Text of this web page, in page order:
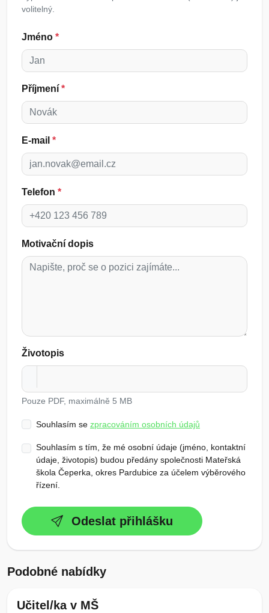
volitelný.
Jméno *
Příjmení *
E-mail *
Telefon *
Motivační dopis
Životopis
Pouze PDF, maximálně 5 MB
Souhlasím se zpracováním osobních údajů
Souhlasím s tím, že mé osobní údaje (jméno, kontaktní
údaje, životopis) budou předány společnosti Mateřská
škola Čeperka, okres Pardubice za účelem výběrového
řízení.
Odeslat přihlášku
Podobné nabídky
Učitel/ka v MŠ